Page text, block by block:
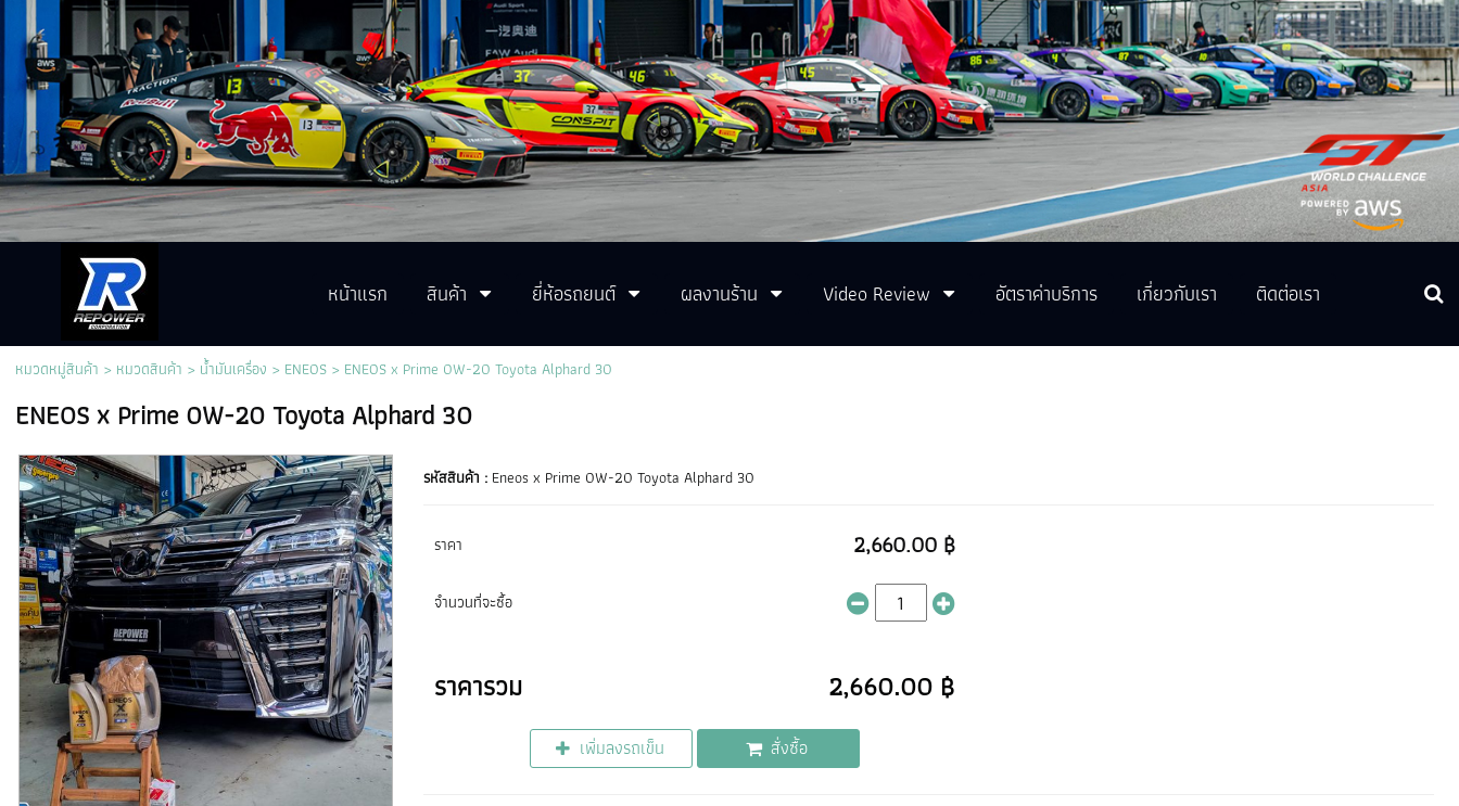
หน้าแรก สินค้า ยี่ห้อรถยนต์ ผลงานร้าน Video Review อัตราค่าบริการ เกี่ยวกับเรา ติดต่อเรา
หมวดหมู่สินค้า > หมวดสินค้า > น้ำมันเครื่อง > ENEOS> ENEOS x Prime 0W-20 Toyota Alphard 30
ENEOS x Prime 0W-20 Toyota Alphard 30
รหัสสินค้า : Eneos x Prime 0W-20 Toyota Alphard 30
ราคา 2,660.00 ฿
จำนวนที่จะซื้อ
ราคารวม 2,660.00 ฿
เพิ่มลงรถเข็น สั่งซื้อ